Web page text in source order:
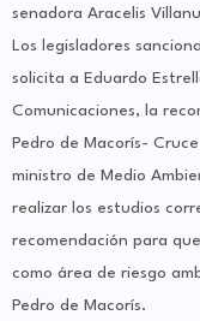
senadora Aracelis
Los legisladores
solicita a Eduardo
Comunicaciones, la
Pedro de Macorís-
ministro de Medio
realizar los estudios
recomendación para
como área de riesgo
Pedro de Macorís.